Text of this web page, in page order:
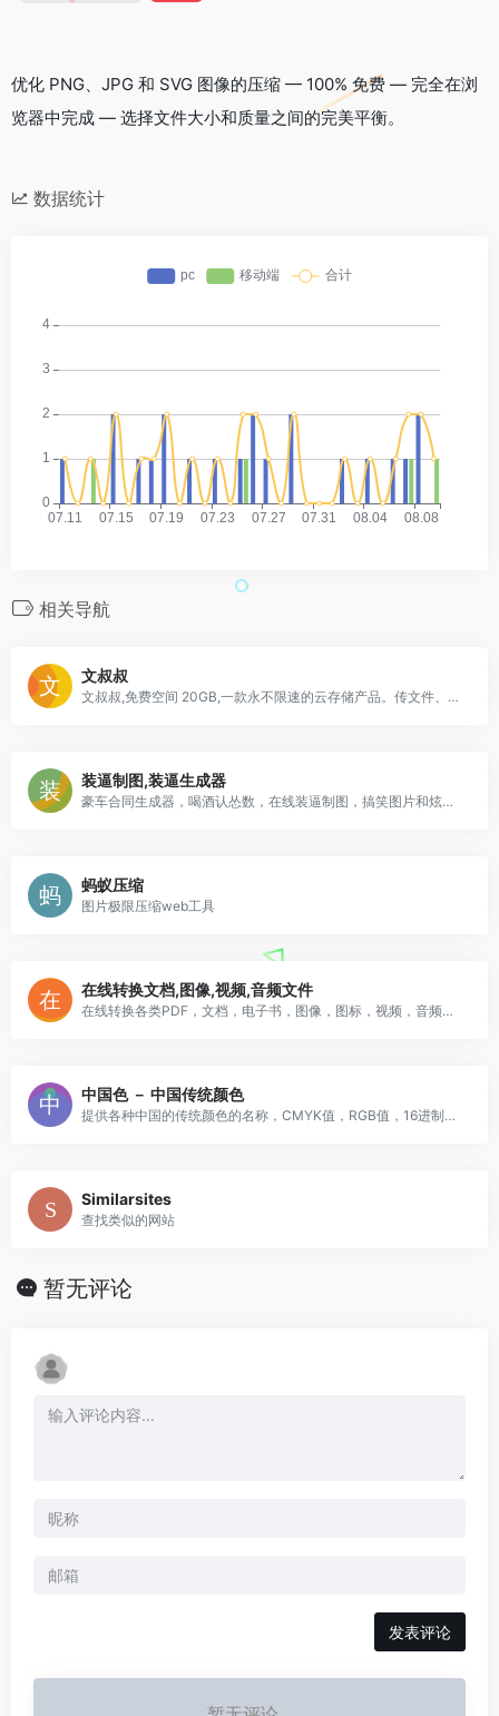
优化 PNG、JPG 和 SVG 图像的压缩 — 100% 免费 — 完全在浏
览器中完成 — 选择文件大小和质量之间的完美平衡。
数据统计
相关导航
文叔叔
文叔叔,免费空间 20GB,一款永不限速的云存储产品。传文件、收文件、网盘,还支持历史记录等高级功能
装逼制图,装逼生成器
豪车合同生成器，喝酒认怂数，在线装逼制图，搞笑图片和炫耀图片制作平台
蚂蚁压缩
图片极限压缩web工具
在线转换文档,图像,视频,音频文件
在线转换各类PDF，文档，电子书，图像，图标，视频，音频和压缩文件
中国色 － 中国传统颜色
提供各种中国的传统颜色的名称，CMYK值，RGB值，16进制表示。
Similarsites
查找类似的网站
暂无评论
发表评论